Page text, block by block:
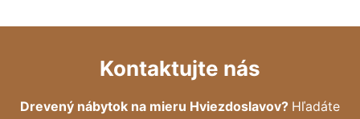
Kontaktujte nás
Drevený nábytok na mieru Hviezdoslavov? Hľadáte